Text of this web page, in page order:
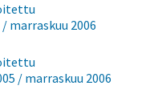
marraskuu 2006
/ marraskuu 2006